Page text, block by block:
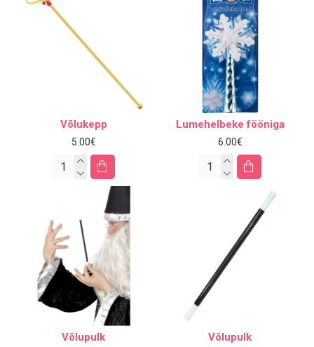
Võlukepp
5.00€
Lumehelbeke fööniga
6.00€
Võlupulk Võlupulk